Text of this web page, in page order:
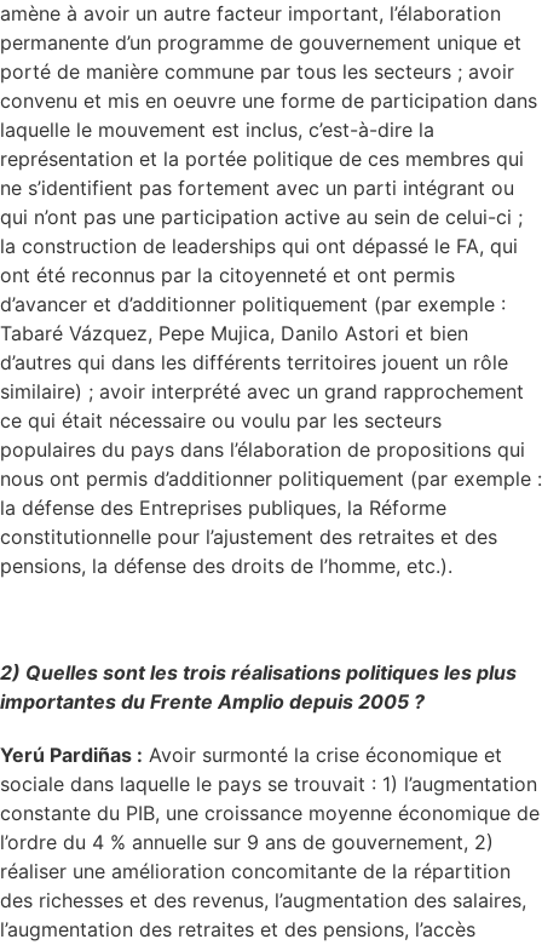
amène à avoir un autre facteur important, l’élaboration
permanente d’un programme de gouvernement unique et
porté de manière commune par tous les secteurs ; avoir
convenu et mis en oeuvre une forme de participation dans
laquelle le mouvement est inclus, c’est-à-dire la
représentation et la portée politique de ces membres qui
ne s’identifient pas fortement avec un parti intégrant ou
qui n’ont pas une participation active au sein de celui-ci ;
la construction de leaderships qui ont dépassé le FA, qui
ont été reconnus par la citoyenneté et ont permis
d’avancer et d’additionner politiquement (par exemple :
Tabaré Vázquez, Pepe Mujica, Danilo Astori et bien
d’autres qui dans les différents territoires jouent un rôle
similaire) ; avoir interprété avec un grand rapprochement
ce qui était nécessaire ou voulu par les secteurs
populaires du pays dans l’élaboration de propositions qui
nous ont permis d’additionner politiquement (par exemple :
la défense des Entreprises publiques, la Réforme
constitutionnelle pour l’ajustement des retraites et des
pensions, la défense des droits de l’homme, etc.).
2) Quelles sont les trois réalisations politiques les plus
importantes du Frente Amplio depuis 2005 ?
Yerú Pardiñas : Avoir surmonté la crise économique et
sociale dans laquelle le pays se trouvait : 1) l’augmentation
constante du PIB, une croissance moyenne économique de
l’ordre du 4 % annuelle sur 9 ans de gouvernement, 2)
réaliser une amélioration concomitante de la répartition
des richesses et des revenus, l’augmentation des salaires,
l’augmentation des retraites et des pensions, l’accès